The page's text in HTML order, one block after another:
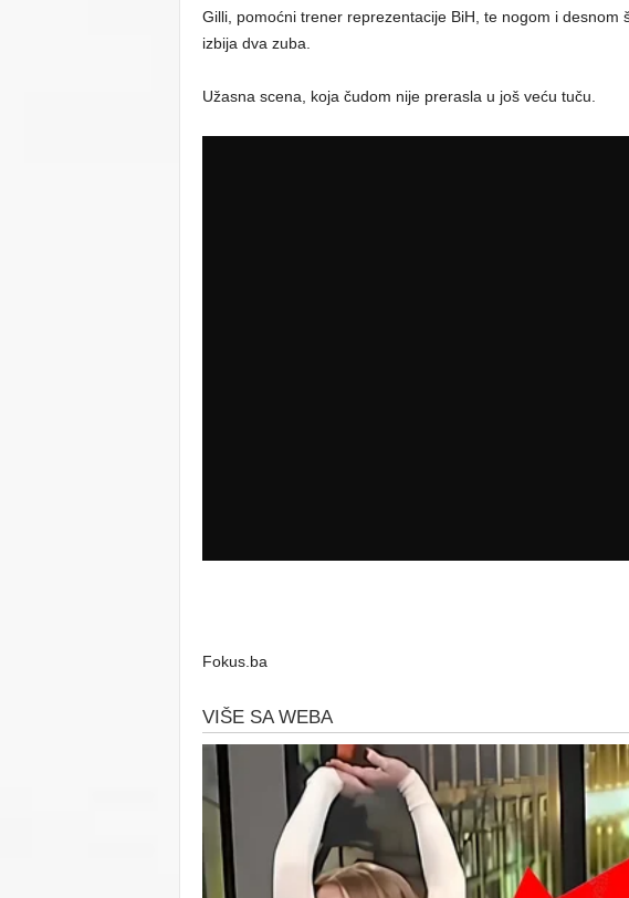
Gilli, pomoćni trener reprezentacije BiH, te nogom i desnom
izbija dva zuba.
Užasna scena, koja čudom nije prerasla u još veću tuču.
Fokus.ba